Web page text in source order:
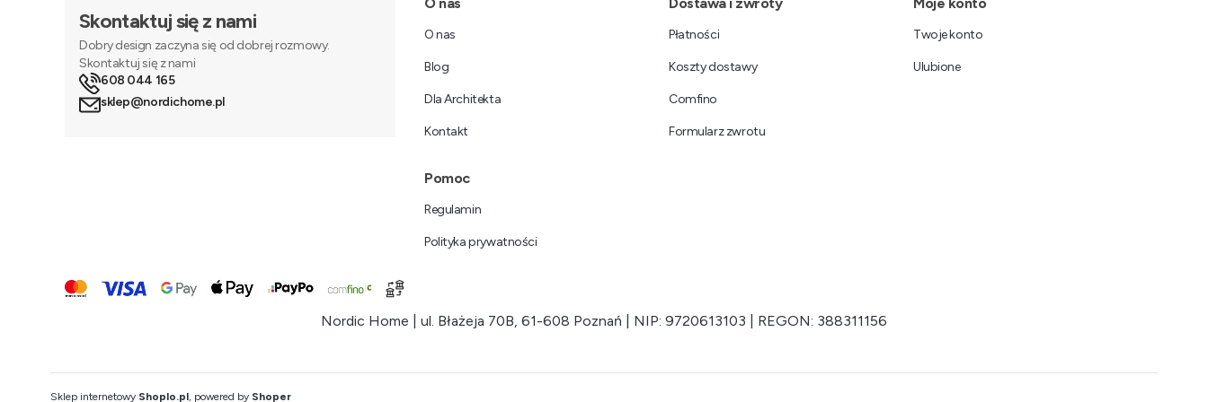
Skontaktuj się z nami
Dobry design zaczyna się od dobrej rozmowy.
Skontaktuj się z nami
608 044 165
sklep@nordichome.pl
Linki w stopce
O nas
Blog
Dla Architekta
Kontakt
Płatności
Koszty dostawy
Comfino
Formularz zwrotu
Twoje konto
Ulubione
Pomoc
Regulamin
Polityka prywatności
Nordic Home | ul. Błażeja 70B, 61-608 Poznań | NIP: 9720613103 | REGON: 388311156
Sklep internetowy Shoplo.pl, powered by Shoper